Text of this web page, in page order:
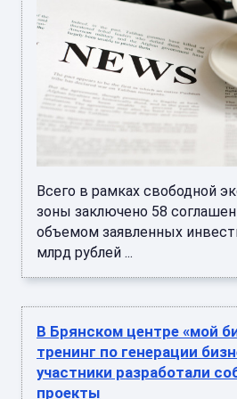
Всего в рамках свободной
зоны заключено 58
объемом заявленных
млрд рублей ...
В Брянском центре «мой
тренинг по генерации
участники разработали
проекты